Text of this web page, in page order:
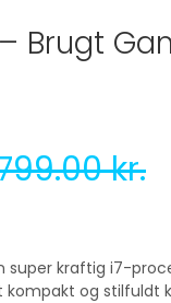
Brugt
kr.
kraftig i7-
kompakt og stilfuldt